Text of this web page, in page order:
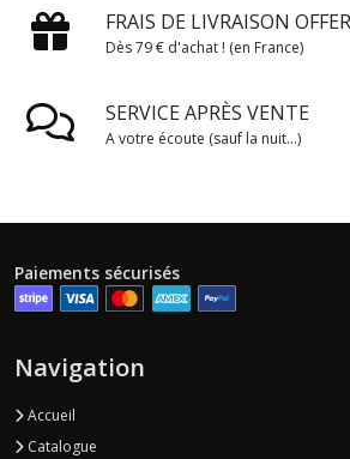
FRAIS DE LIVRAISON
Dès 79 € d'achat ! (en France)
SERVICE APRÈS VENTE
A votre écoute (sauf la nuit...)
Paiements sécurisés
Navigation
Accueil
Catalogue